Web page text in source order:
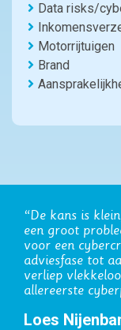
Data risks/
Motorrijtuigen
Brand
“Onze zakelijke
Octras. De
Rudmer
Wilhelm de